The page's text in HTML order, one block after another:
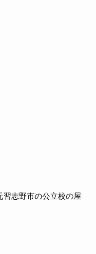
習志野市の公立校の屋